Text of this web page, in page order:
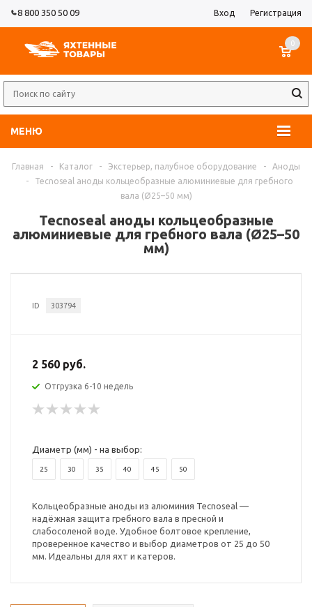
8 800 350 50 09 Вход Регистрация
МЕНЮ
0
Главная - Каталог - Экстерьер, палубное оборудование -
Аноды
-
Tecnoseal аноды кольцеобразные алюминиевые для гребного
вала (Ø25–50 мм)
Tecnoseal аноды кольцеобразные
алюминиевые для гребного вала (Ø25–50
мм)
ID 303794
2 560 руб.
Отгрузка 6-10 недель
Диаметр (мм) - на выбор:
25 30 35 40 45 50
Кольцеобразные аноды из алюминия Tecnoseal —
надёжная защита гребного вала в пресной и
слабосоленой воде. Удобное болтовое крепление,
проверенное качество и выбор диаметров от 25 до 50
мм. Идеальны для яхт и катеров.